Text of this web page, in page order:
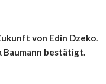
von Edin Dzeko.
Baumann bestätigt.